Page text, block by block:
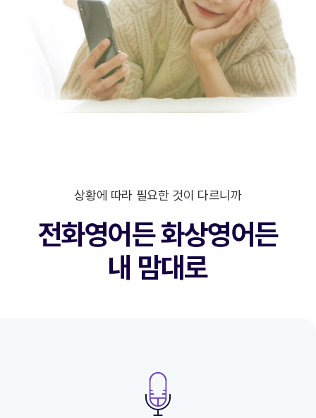
상황에 따라 필요한 것이 다르니까
전화영어든 화상영어든
내 맘대로